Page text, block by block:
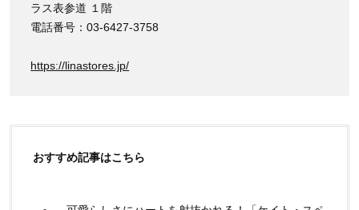
ラス表参道 １階
電話番号：03-6427-3758
https://linastores.jp/
おすすめ記事はこちら